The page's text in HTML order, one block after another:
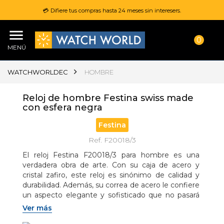
💳 Difiere tus compras hasta 24 meses sin interesers.
MENÚ
0
WATCHWORLDEC HOMBRE
Reloj de hombre Festina swiss made
con esfera negra
Festina
Ref. F20018/3
El reloj Festina F20018/3 para hombre es una
verdadera obra de arte. Con su caja de acero y
cristal zafiro, este reloj es sinónimo de calidad y
durabilidad. Además, su correa de acero le confiere
un aspecto elegante y sofisticado que no pasará
desapercibido.
Ver más